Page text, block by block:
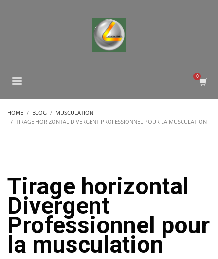
HOME BLOG
MUSCULATION
TIRAGE HORIZONTAL DIVERGENT PROFESSIONNEL POUR LA MUSCULATION
Tirage horizontal
Divergent
Professionnel pour
la musculation